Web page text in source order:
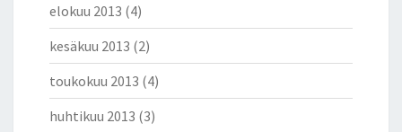
elokuu 2013 (4)
kesäkuu 2013 (2)
toukokuu 2013 (4)
huhtikuu 2013 (3)